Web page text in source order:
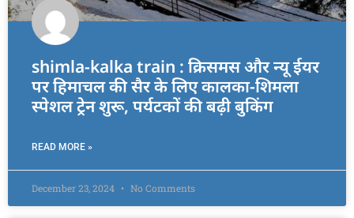
shimla-kalka train : क्रिसमस और न्यू ईयर
पर हिमाचल की सैर के लिए कालका-शिमला
स्पेशल ट्रेन शुरू, पर्यटकों की बढ़ी बुकिंग
READ MORE »
December 23, 2024 No Comments